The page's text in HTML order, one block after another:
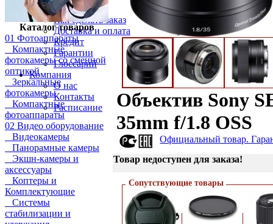
Акции
Как сделать заказ
Доставка и оплата
Кредит
Гарантии
Глоссарий
Компания
О нас
Контакты
Расписание
Каталог товаров
01 Фотоаппараты
Компактные
фотокамеры со сменной
оптикой
Зеркальные
фотокамеры
Компактные
фотоаппараты
02 Видео оборудование
Видеокамеры
Панорамные камеры
Экшн-камеры и
аксессуары
Коптеры и
Комплектующие
Системы
стабилизации и
Объектив Sony
35mm f/1.8 OSS
Официальный товар.
Товар недоступен для заказа!
Сопутствующие товары